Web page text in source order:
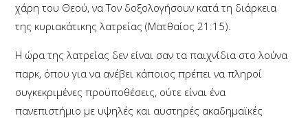
χάρη του Θεού, να Τον δοξολογήσουν κατά τη διάρκεια
της κυριακάτικης λατρείας (Ματθαίος 21:15).
Η ώρα της λατρείας δεν είναι σαν τα παιχνίδια στο λούνα
παρκ, όπου για να ανέβει κάποιος πρέπει να πληροί
συγκεκριμένες προϋποθέσεις, ούτε είναι ένα
πανεπιστήμιο με υψηλές και αυστηρές ακαδημαϊκές